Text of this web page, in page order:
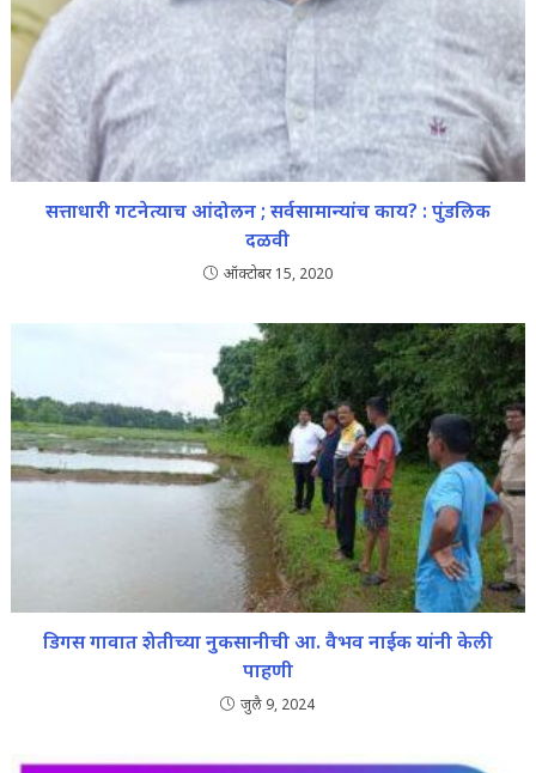
सत्ताधारी गटनेत्याच आंदोलन ; सर्वसामान्यांच काय? : पुंडलिक
दळवी
ऑक्टोबर 15, 2020
डिगस गावात शेतीच्या नुकसानीची आ. वैभव नाईक यांनी केली
पाहणी
जुलै 9, 2024